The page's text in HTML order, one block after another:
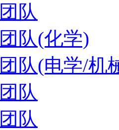
队
队(化学)
队(电学/机
队
队